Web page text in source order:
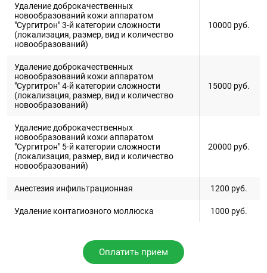
Удаление доброкачественных
новообразований кожи аппаратом
"Сургитрон" 3-й категории сложности
(локализация, размер, вид и количество
новообразований)
10000 руб.
Удаление доброкачественных
новообразований кожи аппаратом
"Сургитрон" 4-й категории сложности
(локализация, размер, вид и количество
новообразований)
15000 руб.
Удаление доброкачественных
новообразований кожи аппаратом
"Сургитрон" 5-й категории сложности
(локализация, размер, вид и количество
новообразований)
20000 руб.
Анестезия инфильтрационная 1200 руб.
Удаление контагиозного моллюска 1000 руб.
Оплатить прием